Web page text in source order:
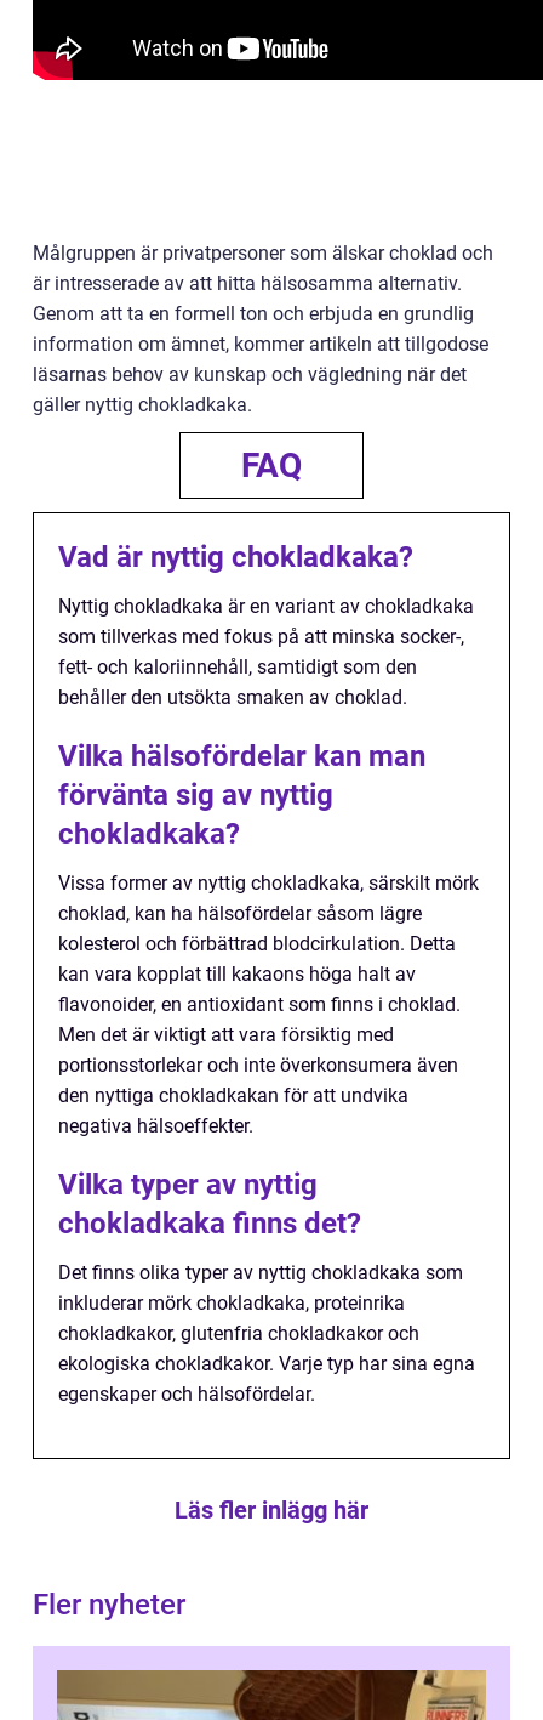
Målgruppen är privatpersoner som älskar choklad och
är intresserade av att hitta hälsosamma alternativ.
Genom att ta en formell ton och erbjuda en grundlig
information om ämnet, kommer artikeln att tillgodose
läsarnas behov av kunskap och vägledning när det
gäller nyttig chokladkaka.
FAQ
Vad är nyttig chokladkaka?
Nyttig chokladkaka är en variant av chokladkaka
som tillverkas med fokus på att minska socker-,
fett- och kaloriinnehåll, samtidigt som den
behåller den utsökta smaken av choklad.
Vilka hälsofördelar kan man
förvänta sig av nyttig
chokladkaka?
Vissa former av nyttig chokladkaka, särskilt mörk
choklad, kan ha hälsofördelar såsom lägre
kolesterol och förbättrad blodcirkulation. Detta
kan vara kopplat till kakaons höga halt av
flavonoider, en antioxidant som finns i choklad.
Men det är viktigt att vara försiktig med
portionsstorlekar och inte överkonsumera även
den nyttiga chokladkakan för att undvika
negativa hälsoeffekter.
Vilka typer av nyttig
chokladkaka finns det?
Det finns olika typer av nyttig chokladkaka som
inkluderar mörk chokladkaka, proteinrika
chokladkakor, glutenfria chokladkakor och
ekologiska chokladkakor. Varje typ har sina egna
egenskaper och hälsofördelar.
Läs fler inlägg här
Fler nyheter